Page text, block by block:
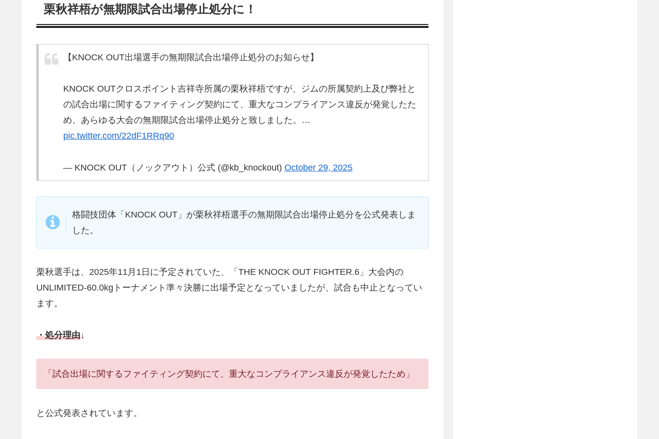
栗秋祥梧が無期限試合出場停止処分に！
【KNOCK OUT出場選手の無期限試合出場停止処分のお知らせ】
KNOCK OUTクロスポイント吉祥寺所属の栗秋祥梧ですが、ジムの所属契約上及び弊社と
の試合出場に関するファイティング契約にて、重大なコンプライアンス違反が発覚したた
め、あらゆる大会の無期限試合出場停止処分と致しました。…
pic.twitter.com/22dF1RRq90
— KNOCK OUT（ノックアウト）公式 (@kb_knockout) October 29, 2025
格闘技団体「KNOCK OUT」が栗秋祥梧選手の無期限試合出場停止処分を公式発表しま
した。
栗秋選手は、2025年11月1日に予定されていた、「THE KNOCK OUT FIGHTER.6」大会内の
UNLIMITED-60.0kgトーナメント準々決勝に出場予定となっていましたが、試合も中止となってい
ます。
・処分理由↓
「試合出場に関するファイティング契約にて、重大なコンプライアンス違反が発覚したため」
と公式発表されています。